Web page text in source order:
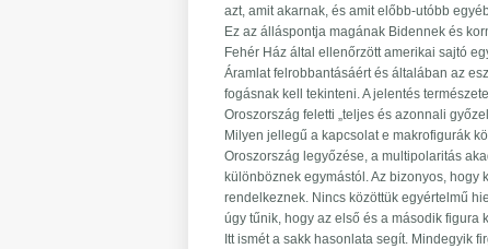
azt, amit akarnak, és amit előbb-utóbb
Ez az álláspontja magának Bidennek és
Fehér Ház által ellenőrzött amerikai sajtó
Áramlat felrobbantásáért és általában az
fogásnak kell tekinteni. A jelentés
Oroszország feletti „teljes és azonnali
Milyen jellegű a kapcsolat e makrofigurák
Oroszország legyőzése, a multipolaritás
különböznek egymástól. Az bizonyos,
rendelkeznek. Nincs közöttük egyértelmű
úgy tűnik, hogy az első és a második
Itt ismét a sakk hasonlata segít. Mindegyik